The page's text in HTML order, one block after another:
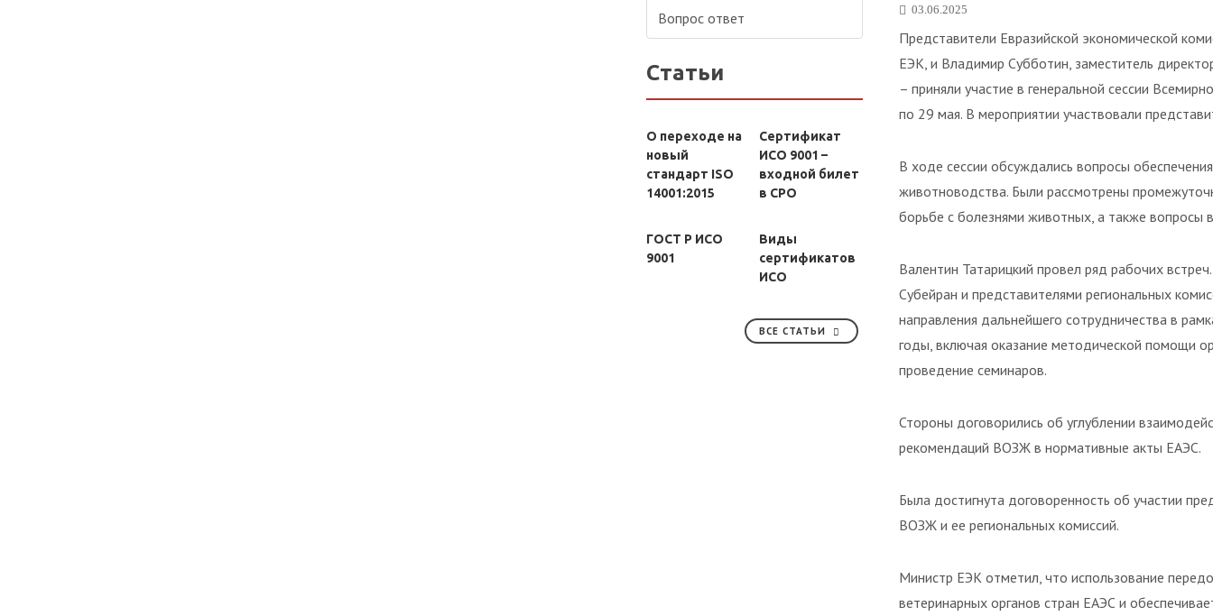
Вопрос ответ
Статьи
О переходе на
новый
стандарт ISO
14001:2015
Сертификат
ИСО 9001 –
входной билет
в СРО
ГОСТ Р ИСО
9001
Виды
сертификатов
ИСО
ВСЕ СТАТЬИ
03.06.2025
Представители Евразийской экономической
ЕЭК, и Владимир Субботин, заместитель
– приняли участие в генеральной сессии
по 29 мая. В мероприятии участвовали
В ходе сессии обсуждались вопросы
животноводства. Были рассмотрены
борьбе с болезнями животных, а также вопросы
Валентин Татарицкий провел ряд рабочих
Субейран и представителями региональных
направления дальнейшего сотрудничества в
годы, включая оказание методической помощи
проведение семинаров.
Стороны договорились об углублении
рекомендаций ВОЗЖ в нормативные акты ЕАЭС.
Была достигнута договоренность об участии
ВОЗЖ и ее региональных комиссий.
Министр ЕЭК отметил, что использование
ветеринарных органов стран ЕАЭС и